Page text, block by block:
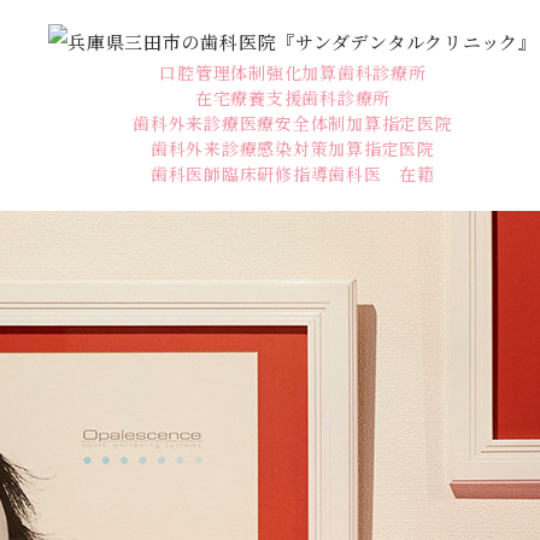
口腔管理体制強化加算歯科診療所
在宅療養支援歯科診療所
歯科外来診療医療安全体制加算指定医院
歯科外来診療感染対策加算指定医院
歯科医師臨床研修指導歯科医 在籍